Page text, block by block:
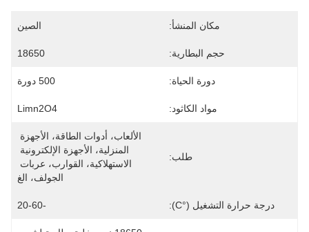
مكان المنشأ: الصين
حجم البطارية: 18650
دورة الحياة: 500 دورة
مواد الكاثود: Limn2O4
طلب:
الجولف، الغ
درجة حرارة التشغيل (°C): -20-60